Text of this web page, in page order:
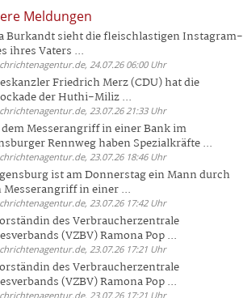
Meldungen
Burkandt sieht die fleischlastigen Instagram-
ihres Vaters ...
24.07.26 06:00 Uhr
Friedrich Merz (CDU) hat die
der Huthi-Miliz ...
23.07.26 21:33 Uhr
Messerangriff in einer Bank im
Rennweg haben Spezialkräfte ...
23.07.26 18:46 Uhr
ist am Donnerstag ein Mann durch
Messerangriff in einer ...
23.07.26 17:42 Uhr
des Verbraucherzentrale
(VZBV) Ramona Pop ...
23.07.26 17:21 Uhr
des Verbraucherzentrale
(VZBV) Ramona Pop ...
23.07.26 17:21 Uhr